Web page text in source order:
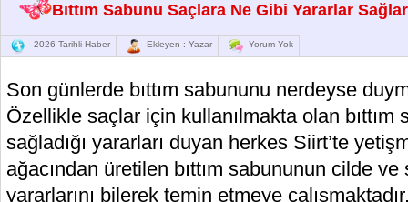
Bıttım Sabunu Saçlara Ne Gibi Yararlar
2026 Tarihli Haber Ekleyen : Yazar Yorum Yok
Son günlerde bıttım sabununu nerdeyse
Özellikle saçlar için kullanılmakta olan bıttım
sağladığı yararları duyan herkes Siirt’te
ağacından üretilen bıttım sabununun cilde
yararlarını bilerek temin etmeye